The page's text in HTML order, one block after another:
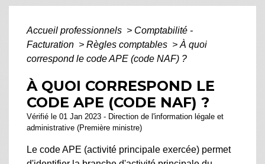
Accueil professionnels > Comptabilité -
Facturation > Règles comptables > À quoi
correspond le code APE (code NAF) ?
À QUOI CORRESPOND LE
CODE APE (CODE NAF) ?
Vérifié le 01 Jan 2023 - Direction de l'information légale et
administrative (Première ministre)
Le code APE (activité principale exercée) permet